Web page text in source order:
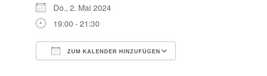
Do., 2. Mai 2024
19:00 - 21:30
ZUM KALENDER HINZUFÜGEN